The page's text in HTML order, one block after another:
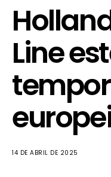
Line
14 DE ABRIL DE 2025